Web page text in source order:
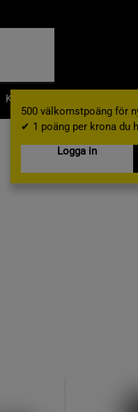
500 välkomstpoäng för
✔ 1 poäng per krona du
Logga in
Kampanjer